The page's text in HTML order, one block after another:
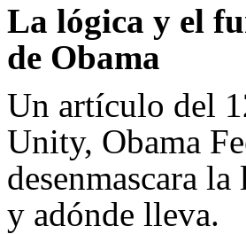
La lógica y el
de Obama
Un artículo del
Unity, Obama
desenmascara
y adónde lleva.